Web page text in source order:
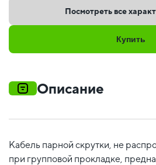
Посмотреть все
Купить
Описание
Кабель парной скрутки, не
при групповой прокладке,